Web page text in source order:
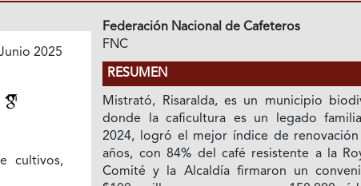
2025
cultivos,
Federación Nacional de Cafeteros
FNC
RESUMEN
Mistrató, Risaralda, es un municipio
donde la caficultura es un legado
2024, logró el mejor índice de
años, con 84% del café resistente a la
Comité y la Alcaldía firmaron un